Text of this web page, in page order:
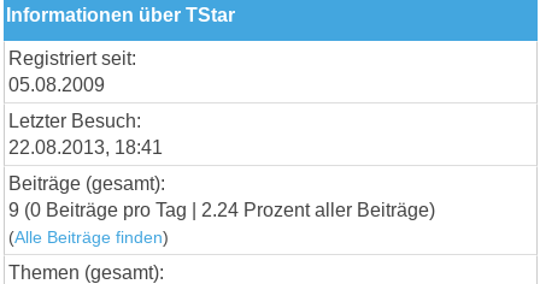
Informationen über TStar
Registriert seit:
05.08.2009
Letzter Besuch:
22.08.2013, 18:41
Beiträge (gesamt):
9 (0 Beiträge pro Tag | 2.24 Prozent aller Beiträge)
(Alle Beiträge finden)
Themen (gesamt):